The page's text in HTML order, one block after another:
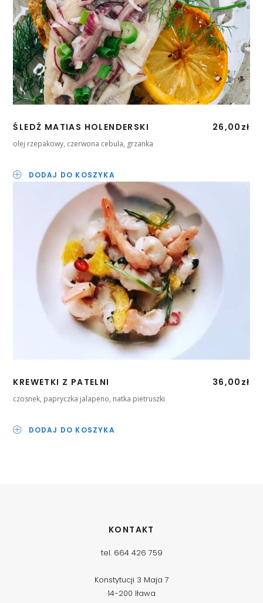
ŚLEDŹ MATIAS HOLENDERSKI 26,00 zł
olej rzepakowy, czerwona cebula, grzanka
DODAJ DO KOSZYKA
KREWETKI Z PATELNI 36,00 zł
czosnek, papryczka jalapeno, natka pietruszki
DODAJ DO KOSZYKA
KONTAKT
tel. 664 426 759
Konstytucji 3 Maja 7
14-200 Iława